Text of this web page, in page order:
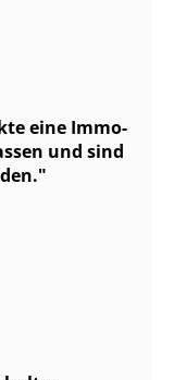
eine Im­mo­
und sind